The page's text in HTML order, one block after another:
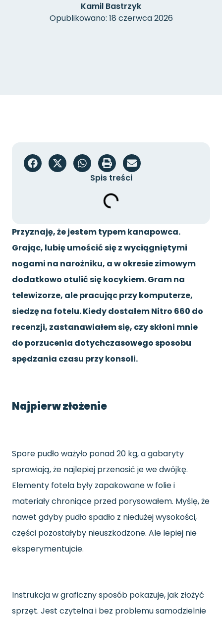
Kamil Bastrzyk
Opublikowano: 18 czerwca 2026
Spis treści
Przyznaję, że jestem typem kanapowca.
Grając, lubię umościć się z wyciągniętymi
nogami na narożniku, a w okresie zimowym
dodatkowo otulić się kocykiem. Gram na
telewizorze, ale pracując przy komputerze,
siedzę na fotelu. Kiedy dostałem Nitro 660 do
recenzji, zastanawiałem się, czy skłoni mnie
do porzucenia dotychczasowego sposobu
spędzania czasu przy konsoli.
Najpierw złożenie
Spore pudło ważyło ponad 20 kg, a gabaryty
sprawiają, że najlepiej przenosić je we dwójkę.
Elementy fotela były zapakowane w folie i
materiały chroniące przed porysowałem. Myślę, że
nawet gdyby pudło spadło z niedużej wysokości,
części pozostałyby nieuszkodzone. Ale lepiej nie
eksperymentujcie.
Instrukcja w graficzny sposób pokazuje, jak złożyć
sprzęt. Jest czytelna i bez problemu samodzielnie